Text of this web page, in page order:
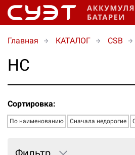
Главная КАТАЛОГ CSB
HC
Сортировка:
По наименованию Сначала недорогие